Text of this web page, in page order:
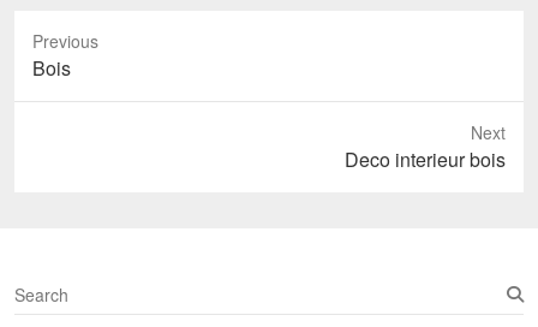
Previous
Previous
post:
Bois
Next
Deco interieur bois
S
e